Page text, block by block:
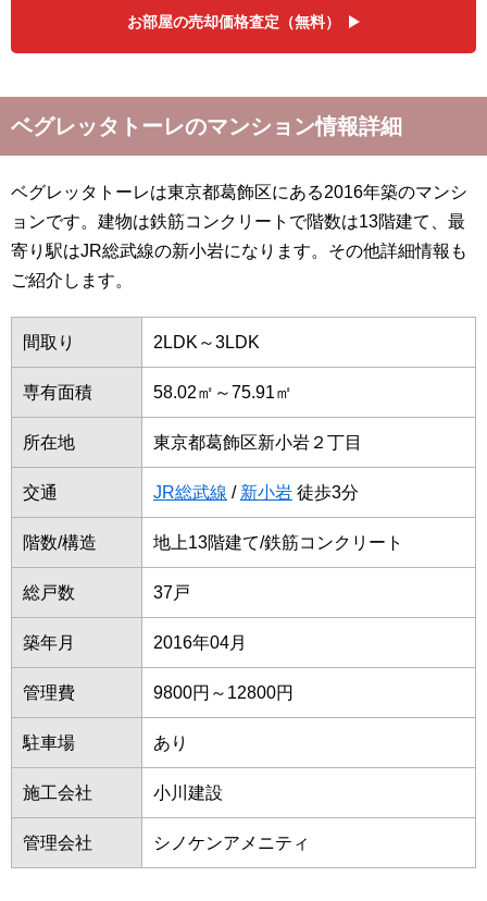
お部屋の売却価格査定（無料）
ベグレッタトーレのマンション情報詳細
ベグレッタトーレは東京都葛飾区にある2016年築のマンシ
ョンです。建物は鉄筋コンクリートで階数は13階建て、最
寄り駅はJR総武線の新小岩になります。その他詳細情報も
ご紹介します。
間取り 2LDK～3LDK
専有面積 58.02㎡～75.91㎡
所在地 東京都葛飾区新小岩２丁目
交通 JR総武線 / 新小岩 徒歩3分
階数/構造 地上13階建て/鉄筋コンクリート
総戸数 37戸
築年月 2016年04月
管理費 9800円～12800円
駐車場 あり
施工会社 小川建設
管理会社 シノケンアメニティ